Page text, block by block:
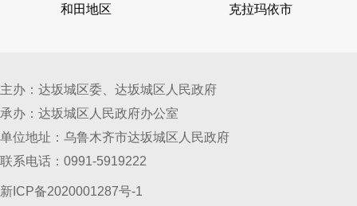
和田地区 克拉玛依市
主办：达坂城区委、达坂城区人民政府
承办：达坂城区人民政府办公室
单位地址：乌鲁木齐市达坂城区人民政府
联系电话：0991-5919222
新ICP备2020001287号-1